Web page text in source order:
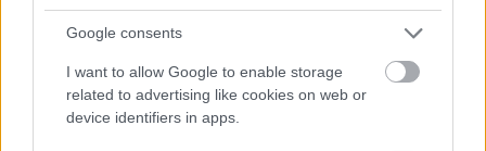
Google consents
I want to allow Google to enable storage
related to advertising like cookies on web or
device identifiers in apps.
clovek by cakal ze vysusene drahe drevo bolo predtym naparovane aby
sa zbavilo zarodkov skodcov...